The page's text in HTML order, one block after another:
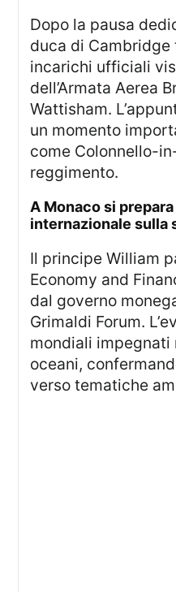
Dopo la pausa dedicata al half-term, il
duca di Cambridge
incarichi ufficiali
dell’Armata Aerea
Wattisham.
un momento
come Colonnello-
reggimento.
A Monaco si prepara un evento
internazionale sulla
Il principe William parteciperà al Blue
Economy and
dal governo
Grimaldi Forum.
mondiali
oceani,
verso tematiche